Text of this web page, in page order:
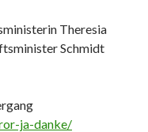
Theresia
Schmidt
ja-danke/